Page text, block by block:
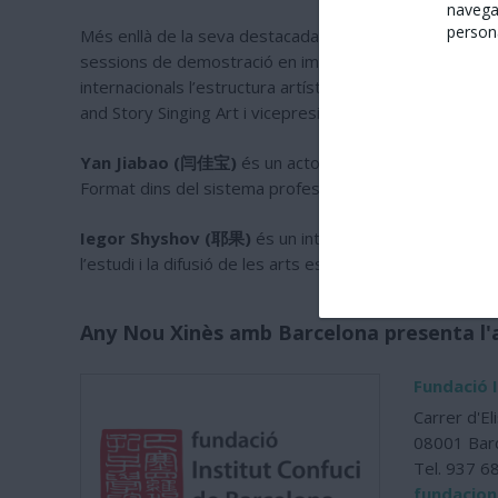
Més enllà de la seva destacada carrera escènica,
sessions de demostració en importants universitats i
internacionals l’estructura artística, l’estètica
and Story Singing Art i vicepresident de l’Associació
Yan Jiabao (闫佳宝) és un actor i artista xinès
Format dins del sistema professional del quyi, s'ha
Iegor Shyshov (耶果) és un intèrpret i divulgador
l’estudi i la difusió de les arts escèniques xineses,
Any Nou Xinès amb Barcelona presenta
Fundació
Carrer
08001
Tel. 937